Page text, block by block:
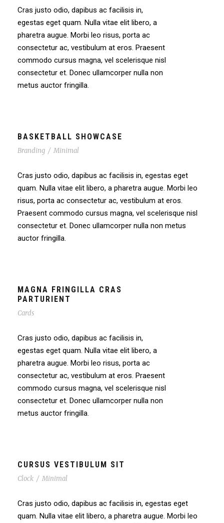
Cras justo odio, dapibus ac facilisis in,
egestas eget quam. Nulla vitae elit libero, a
pharetra augue. Morbi leo risus, porta ac
consectetur ac, vestibulum at eros. Praesent
commodo cursus magna, vel scelerisque nisl
consectetur et. Donec ullamcorper nulla non
metus auctor fringilla.
BASKETBALL SHOWCASE
Branding / Minimal
Cras justo odio, dapibus ac facilisis in, egestas eget
quam. Nulla vitae elit libero, a pharetra augue. Morbi leo
risus, porta ac consectetur ac, vestibulum at eros.
Praesent commodo cursus magna, vel scelerisque nisl
consectetur et. Donec ullamcorper nulla non metus
auctor fringilla.
MAGNA FRINGILLA CRAS
PARTURIENT
Cards
Cras justo odio, dapibus ac facilisis in,
egestas eget quam. Nulla vitae elit libero, a
pharetra augue. Morbi leo risus, porta ac
consectetur ac, vestibulum at eros. Praesent
commodo cursus magna, vel scelerisque nisl
consectetur et. Donec ullamcorper nulla non
metus auctor fringilla.
CURSUS VESTIBULUM SIT
Clock / Minimal
Cras justo odio, dapibus ac facilisis in, egestas eget
quam. Nulla vitae elit libero, a pharetra augue. Morbi leo